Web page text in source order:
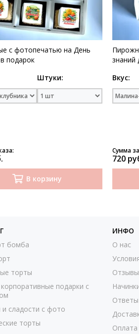
с фотопечатью на День
подарок
Штуки:
В корзину
знаний
Вкус:
Сумма
720
бомба
торты
подарки с
и сладости с фото
торты
ИНФО
О нас
Отзывы
Оплата